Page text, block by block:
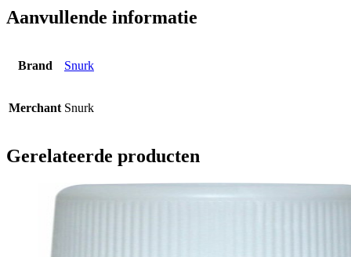
Aanvullende informatie
Brand Snurk
Merchant Snurk
Gerelateerde producten